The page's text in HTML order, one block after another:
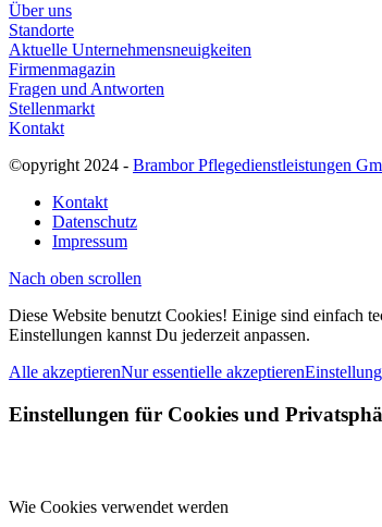
Über uns
Standorte
Aktuelle Unternehmensneuigkeiten
Firmenmagazin
Fragen und Antworten
Stellenmarkt
Kontakt
©opyright 2024 - Brambor Pflegedienstleistungen
Kontakt
Datenschutz
Impressum
Nach oben scrollen
Diese Website benutzt Cookies! Einige sind einfach
Einstellungen kannst Du jederzeit anpassen.
Alle akzeptierenNur essentielle akzeptieren
Einstellungen für Cookies und
Wie Cookies verwendet werden